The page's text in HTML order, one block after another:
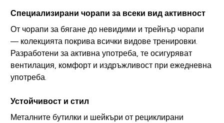
Специализирани чорапи за всеки вид активност
От чорапи за бягане до невидими и трейнър чорапи
— колекцията покрива всички видове тренировки.
Разработени за активна употреба, те осигуряват
вентилация, комфорт и издръжливост при ежедневна
употреба.
Устойчивост и стил
Металните бутилки и шейкъри от рециклирани